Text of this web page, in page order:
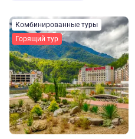
Комбинированные туры
Горящий тур